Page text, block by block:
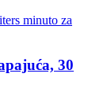
30